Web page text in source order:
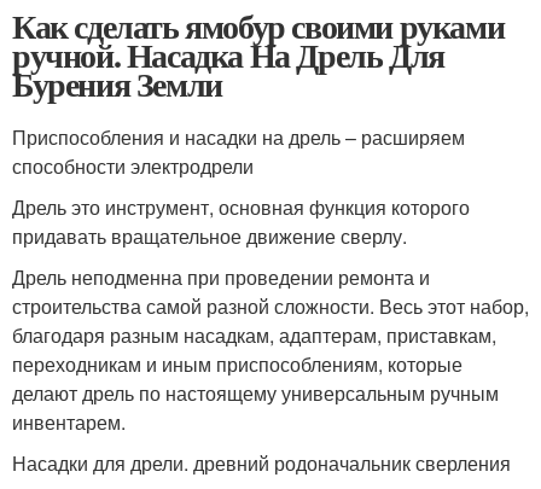
Как сделать ямобур своими руками
ручной. Насадка На Дрель Для
Бурения Земли
Приспособления и насадки на дрель – расширяем
способности электродрели
Дрель это инструмент, основная функция которого
придавать вращательное движение сверлу.
Дрель неподменна при проведении ремонта и
строительства самой разной сложности. Весь этот набор,
благодаря разным насадкам, адаптерам, приставкам,
переходникам и иным приспособлениям, которые
делают дрель по настоящему универсальным ручным
инвентарем.
Насадки для дрели. древний родоначальник сверления